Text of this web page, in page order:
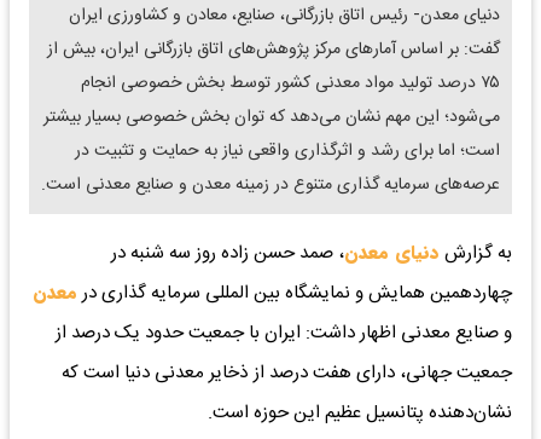
​دنیای معدن- رئیس اتاق بازرگانی، صنایع، معادن و کشاورزی ایران
گفت: بر اساس آمارهای مرکز پژوهش‌های اتاق بازرگانی ایران، بیش از
۷۵ درصد تولید مواد معدنی کشور توسط بخش خصوصی انجام
می‌شود؛ این مهم نشان می‌دهد که توان بخش خصوصی بسیار بیشتر
است؛ اما برای رشد و اثرگذاری واقعی نیاز به حمایت و تثبیت در
عرصه‌های سرمایه گذاری متنوع در زمینه معدن و صنایع معدنی است.
به گزارش دنیای معدن، صمد حسن زاده روز سه شنبه در
چهاردهمین همایش و نمایشگاه بین المللی سرمایه گذاری درمعدن
و صنایع معدنی اظهار داشت: ایران با جمعیت حدود یک درصد از
جمعیت جهانی، دارای هفت درصد از ذخایر معدنی دنیا است که
نشان‌دهنده پتانسیل عظیم این حوزه است.